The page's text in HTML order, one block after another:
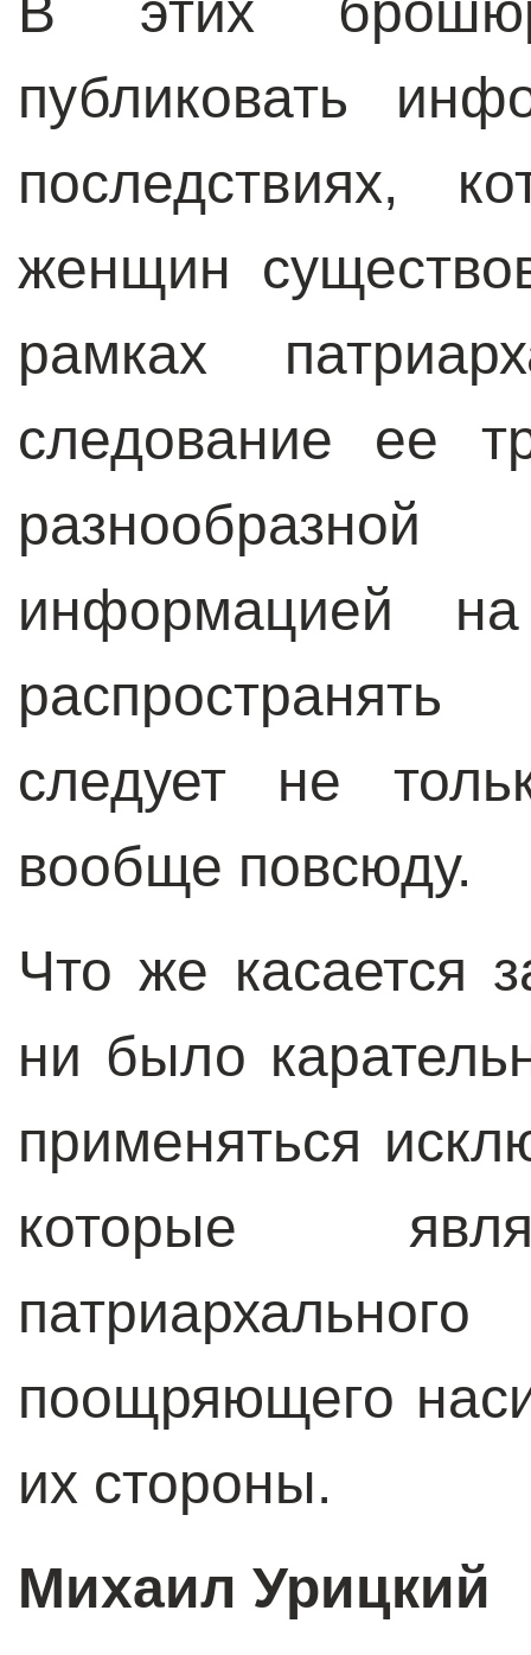
публиковать
последствиях,
женщин
рамках
следование ее
информацией
следует не
вообще повсюду.
Что же касается
ни было
применяться
которые
поощряющего
их стороны.
Михаил Урицкий